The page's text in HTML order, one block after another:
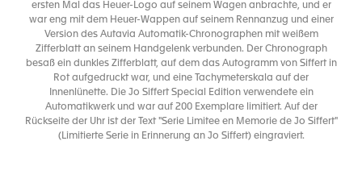
ersten Mal das Heuer-Logo auf seinem Wagen anbrachte, und er
war eng mit dem Heuer-Wappen auf seinem Rennanzug und einer
Version des Autavia Automatik-Chronographen mit weißem
Zifferblatt an seinem Handgelenk verbunden. Der Chronograph
besaß ein dunkles Zifferblatt, auf dem das Autogramm von Siffert in
Rot aufgedruckt war, und eine Tachymeterskala auf der
Innenlünette. Die Jo Siffert Special Edition verwendete ein
Automatikwerk und war auf 200 Exemplare limitiert. Auf der
Rückseite der Uhr ist der Text "Serie Limitee en Memorie de Jo Siffert"
(Limitierte Serie in Erinnerung an Jo Siffert) eingraviert.